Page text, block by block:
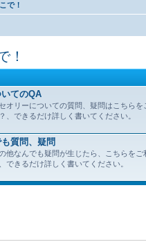
！
てのQA
オリーについての質問、疑問はこちらを
、できるだけ詳しく書いてください。
質問、疑問
他なんでも疑問が生じたら、こちらをご
できるだけ詳しく書いてください。